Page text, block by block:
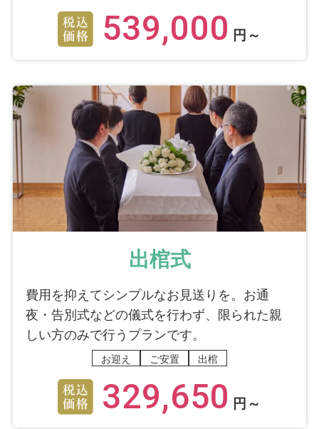
539,000 円～
出棺式
費用を抑えてシンプルなお見送りを。お通
夜・告別式などの儀式を行わず、限られた親
しい方のみで行うプランです。
お迎え ご安置 出棺
329,650 円～